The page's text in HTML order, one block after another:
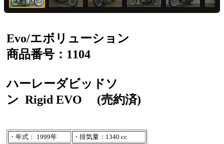
Evo/エボリューション
商品番号：1104
ハーレーダビッドソ
ン Rigid EVO (売約済)
・年式： 1999年
・排気量：1340 cc